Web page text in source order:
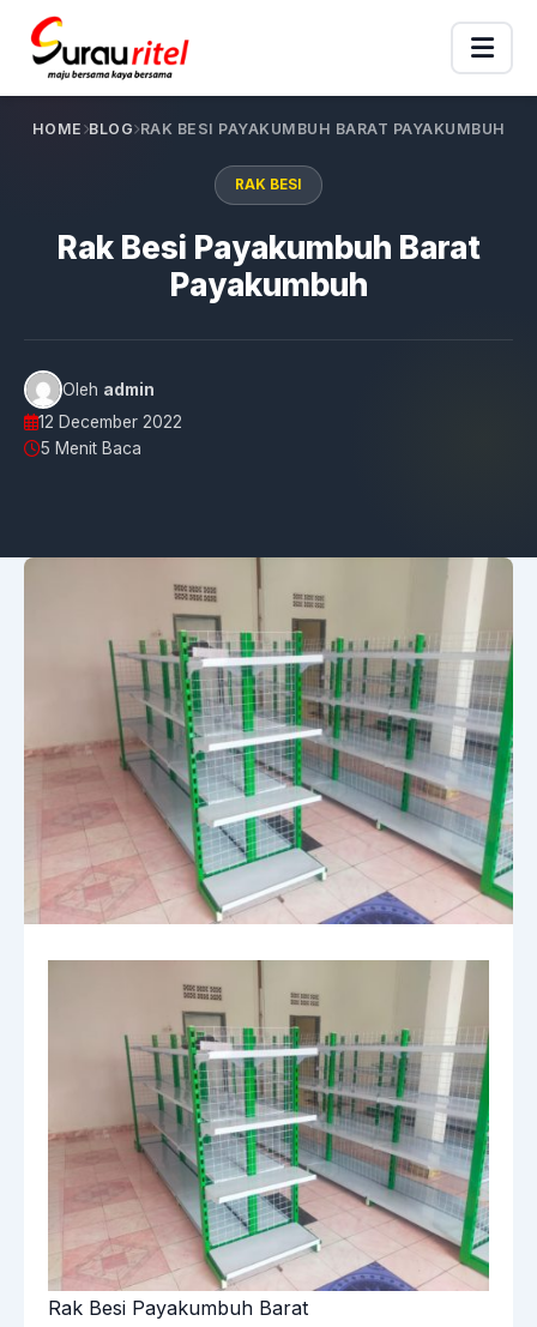
HOME BLOG RAK BESI PAYAKUMBUH BARAT PAYAKUMBUH
RAK BESI
Rak Besi Payakumbuh Barat
Payakumbuh
Oleh admin
12 December 2022
5 Menit Baca
Rak Besi Payakumbuh Barat